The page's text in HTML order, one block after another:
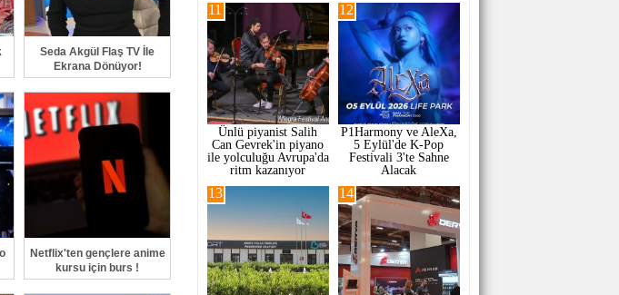
Seda Akgül Flaş TV İle
Ekrana Dönüyor!
Netflix'ten gençlere anime
kursu için burs !
Ünlü piyanist Salih
Can Gevrek'in piyano
ile yolculuğu Avrupa'da
ritm kazanıyor
11
P1Harmony ve AleXa,
5 Eylül'de K-Pop
Festivali 3'te Sahne
Alacak
12
13 14